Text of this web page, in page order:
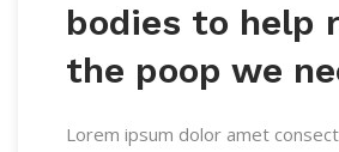
bodies to help
the poop we
Lorem ipsum dolor amet